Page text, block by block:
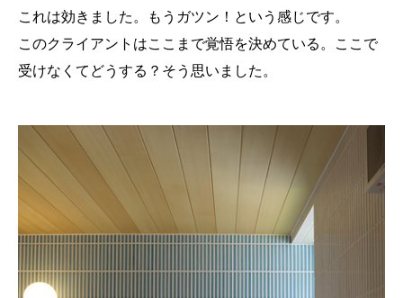
これは効きました。もうガツン！という感じです。
このクライアントはここまで覚悟を決めている。ここで
受けなくてどうする？そう思いました。